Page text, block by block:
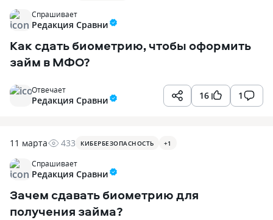
Спрашивает
Редакция Сравни
Как сдать биометрию, чтобы оформить
займ в МФО?
16 1
Отвечает
Редакция Сравни
11 марта 433 КИБЕРБЕЗОПАСНОСТЬ +1
Спрашивает
Редакция Сравни
Зачем сдавать биометрию для
получения займа?